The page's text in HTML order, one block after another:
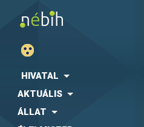
HIVATAL
AKTUÁLIS
ÁLLAT